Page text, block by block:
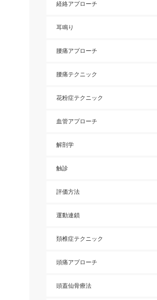
経絡アプローチ
耳鳴り
腰痛アプローチ
腰痛テクニック
花粉症テクニック
血管アプローチ
解剖学
触診
評価方法
運動連鎖
頚椎症テクニック
頭痛アプローチ
頭蓋仙骨療法